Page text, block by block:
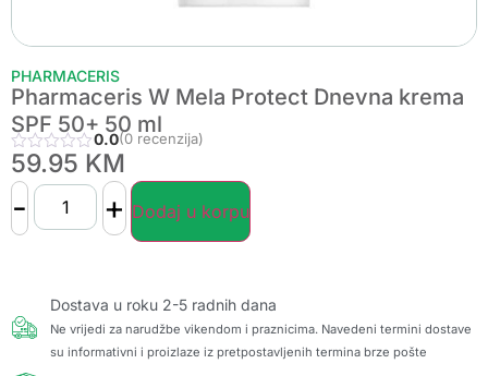
PHARMACERIS
Pharmaceris W Mela Protect Dnevna krema
SPF 50+ 50 ml
0.0(0 recenzija)
59.95 KM
- + Dodaj u korpu
Dostava u roku 2-5 radnih dana
Ne vrijedi za narudžbe vikendom i praznicima. Navedeni termini dostave
su informativni i proizlaze iz pretpostavljenih termina brze pošte